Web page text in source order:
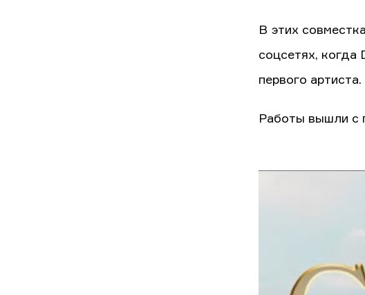
В этих
соцсетях, когда
первого артиста.
Работы вышли с